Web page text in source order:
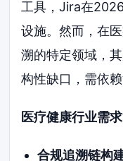
工具，Jira在
设施。然而，在
溯的特定领域，
构性缺口，需依
医疗健康行业需
合规追溯链构